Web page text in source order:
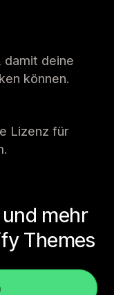
deine
können.
Lizenz für
mehr
Themes